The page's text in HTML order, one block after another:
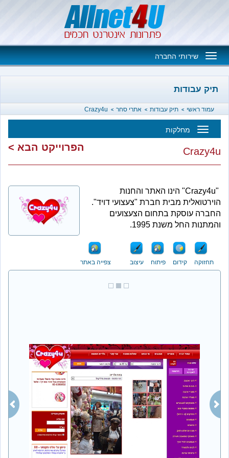
שירותי החברה
Toggle
תיק עבודות אתרי סחר Crazy4u
מחלקות
Toggle
navigation
הפרוייקט הבא >
"Crazy4u" הינו האתר והחנות
מבית חברת "צעצועי דויד".
עוסקת בתחום הצעצועים
החל משנת 1995.
צפייה באתר עיצוב פיתוח קידום